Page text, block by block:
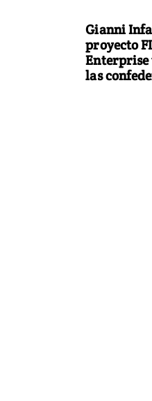
Gianni
proyecto
Enterprise
las